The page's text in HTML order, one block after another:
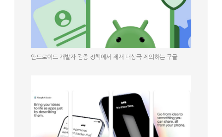
안드로이드 개발자 검증 정책에서 제재 대상국 제외하는 구글